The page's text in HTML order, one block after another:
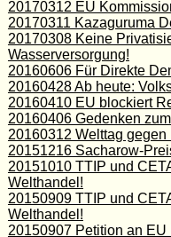
20170312 EU
20170311 Kazaguruma
20170308 Keine
Wasserversorgung!
20160606 Für Direkte
20160428 Ab heute:
20160410 EU blockiert
20160406 Gedenken
20160312 Welttag gegen
20151216 Sacharow-
20151010 TTIP und
Welthandel!
20150909 TTIP und
Welthandel!
20150907 Petition an